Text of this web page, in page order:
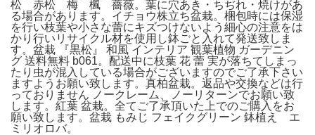
松 赤松 梅 楓 薔薇。葉に穴あき・ちぢれ・焼けがあ
る場合があります。イチョウ株立ち盆栽。梱包時には保湿
を行い枝葉や小さな蕾にキズつけないよう細心の注意をは
かり行いリサイクル材を使用し鉢ごと入れて発送致しま
す。盆栽 『黒松』 和風 インテリア 観葉植物 ガーデニン
グ 送料無料 b061。配送中に枝葉 花 蕾 実が落ちてしまっ
たり虫が混入している場合がございますのでご了承下さい
ますようお願い致します。真柏盆栽。返品や交換などは行
っておりません ノークレーム、ノーリターンでお願い致
します。紅葉 盆栽。全てご了承頂いた上でのご購入をお
願い致します。盆栽 もみじ フェイクグリーン 鉢植え エ
ミリオロバ。